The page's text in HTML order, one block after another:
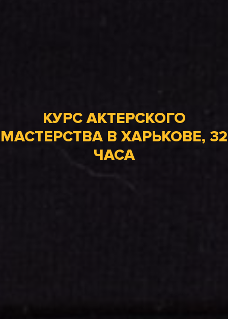
КУРС АКТЕРСКОГО
МАСТЕРСТВА В ХАРЬКОВЕ, 32
ЧАСА